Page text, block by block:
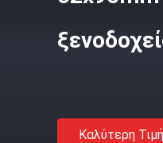
Καλύτερη Τιμή